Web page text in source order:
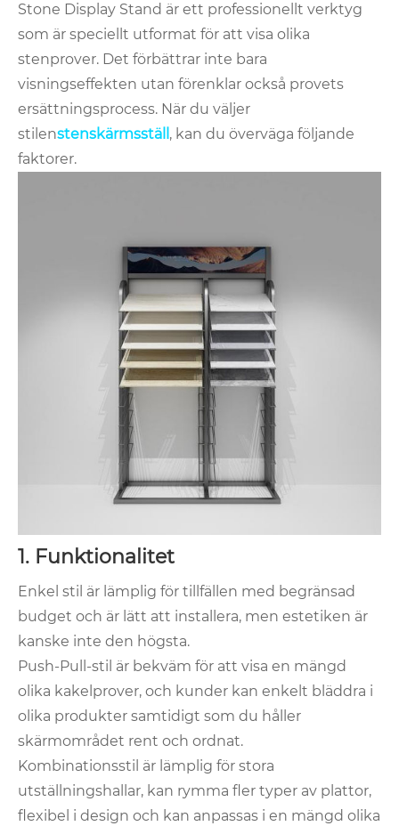
Stone Display Stand är ett professionellt verktyg
som är speciellt utformat för att visa olika
stenprover. Det förbättrar inte bara
visningseffekten utan förenklar också provets
ersättningsprocess. När du väljer
stilenstenskärmsställ , kan du överväga följande
faktorer.
1. Funktionalitet
Enkel stil är lämplig för tillfällen med begränsad
budget och är lätt att installera, men estetiken är
kanske inte den högsta.
Push-Pull-stil är bekväm för att visa en mängd
olika kakelprover, och kunder kan enkelt bläddra i
olika produkter samtidigt som du håller
skärmområdet rent och ordnat.
Kombinationsstil är lämplig för stora
utställningshallar, kan rymma fler typer av plattor,
flexibel i design och kan anpassas i en mängd olika